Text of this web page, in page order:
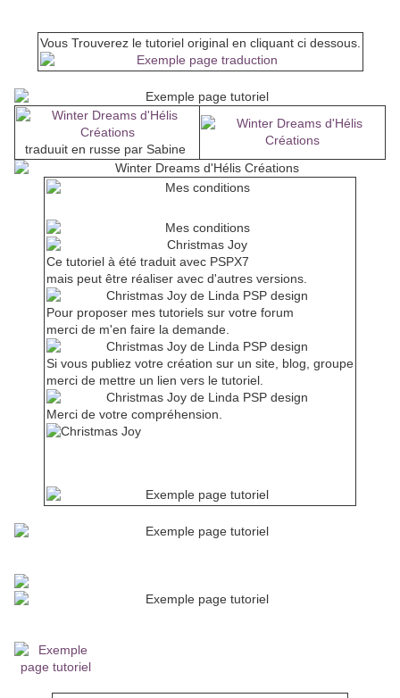
Vous Trouverez le tutoriel original en cliquant ci dessous.
traduuit en russe par Sabine
Ce tutoriel à été traduit avec PSPX7
mais peut être réaliser avec d'autres versions.
Pour proposer mes tutoriels sur votre forum
merci de m'en faire la demande.
Si vous publiez votre création sur un site, blog, groupe
merci de mettre un lien vers le tutoriel.
Merci de votre compréhension.